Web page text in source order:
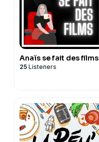
Anaïs se fait des films
25 Listeners